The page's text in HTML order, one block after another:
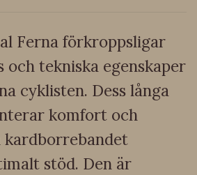
Ferna förkroppsligar
och tekniska egenskaper
cyklisten. Dess långa
komfort och
stöd. Den är